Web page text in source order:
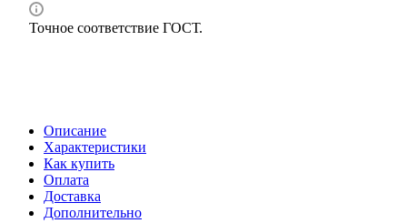
Точное соответствие ГОСТ.
Описание
Характеристики
Как купить
Оплата
Доставка
Дополнительно